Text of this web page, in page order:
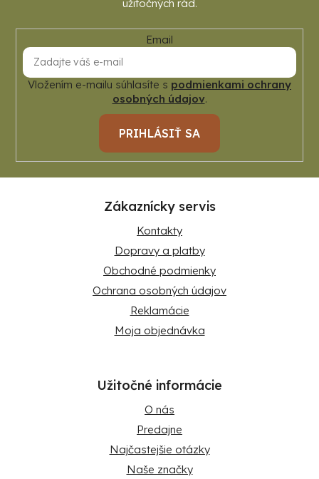
Email
Vložením e-mailu súhlasíte s podmienkami ochrany
osobných údajov.
PRIHLÁSIŤ SA
Zákaznícky servis
Kontakty
Dopravy a platby
Obchodné podmienky
Ochrana osobných údajov
Reklamácie
Moja objednávka
Užitočné informácie
O nás
Predajne
Najčastejšie otázky
Naše značky